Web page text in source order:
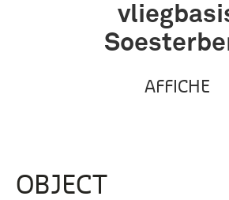
AFFICHE
OBJECT